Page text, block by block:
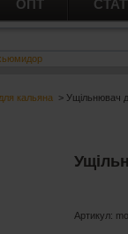
ОПТ
кальяна > Ущільнювач
Артикул: